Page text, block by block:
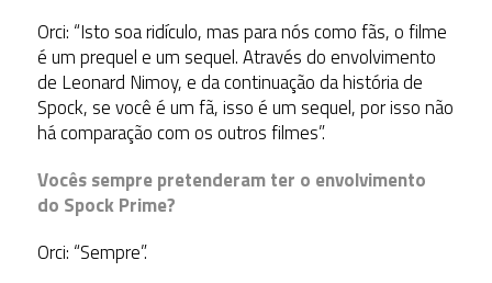
Orci: “Isto soa ridículo, mas para nós como fãs, o filme
é um prequel e um sequel. Através do envolvimento
de Leonard Nimoy, e da continuação da história de
Spock, se você é um fã, isso é um sequel, por isso não
há comparação com os outros filmes”.
Vocês sempre pretenderam ter o envolvimento
do Spock Prime?
Orci: “Sempre”.